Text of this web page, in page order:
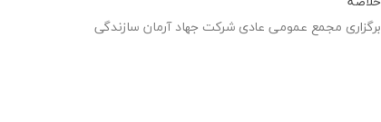
برگزاری مجمع عمومی عادی شرکت جهاد آرمان سازندگی